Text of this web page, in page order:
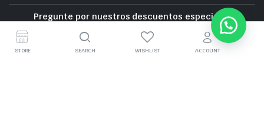
Pregunte por nuestros descuentos especiales
Entrega gratuita cerca de la zona
STORE SEARCH WISHLIST ACCOUNT